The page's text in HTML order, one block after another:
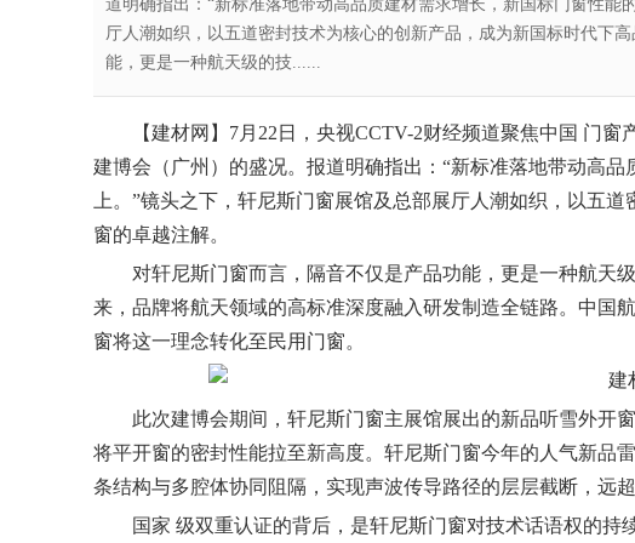
道明确指出：“新标准落地带动高品质建材需求增长，新国标门窗性
厅人潮如织，以五道密封技术为核心的创新产品，成为新国标时代下
能，更是一种航天级的技......
【建材网 】 7月22日，央视CCTV-2财经频道聚焦中 国 门窗
建博会（广州）的盛况。报道明确指出：“新标准落地带动高
上。”镜头之下，轩尼斯门窗展馆及总部展厅人潮如织，以五
窗的卓越注解。
对轩尼斯门窗而言，隔音不仅是产品功能，更是一种航天
来，品牌将航天领域的高标准深度融入研发制造全链路。中国
窗将这一理念转化至民用门窗。
此次建博会期间，轩尼斯门窗主展馆展出的新品听雪外开
将平开窗的密封性能拉至新高度。轩尼斯门窗今年的人气新品
条结构与多腔体协同阻隔，实现声波传导路径的层层截断，远
国家 级双重认证的背后，是轩尼斯门窗对技术话语权的持